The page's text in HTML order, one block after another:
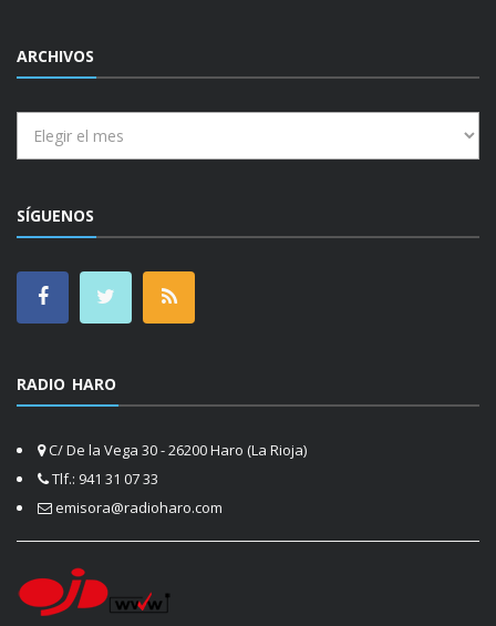
ARCHIVOS
SÍGUENOS
RADIO HARO
C/ De la Vega 30 - 26200 Haro (La Rioja)
Tlf.: 941 31 07 33
emisora@radioharo.com